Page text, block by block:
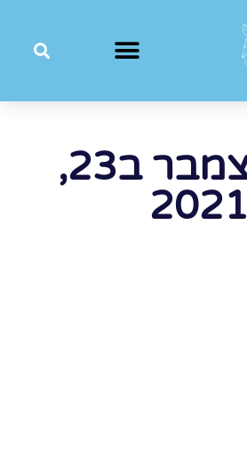
יום: דצמבר ב23,
2021